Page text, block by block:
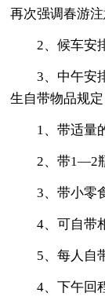
再次强调春游注
2、候车安
3、中午安
生自带物品规定
1、带适量
2、带1—2
3、带小零
4、可自带
5、每人自
4、下午回